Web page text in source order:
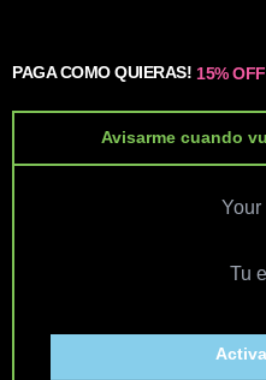
PAGA COMO QUIERAS! 15%
Avisarme cuando